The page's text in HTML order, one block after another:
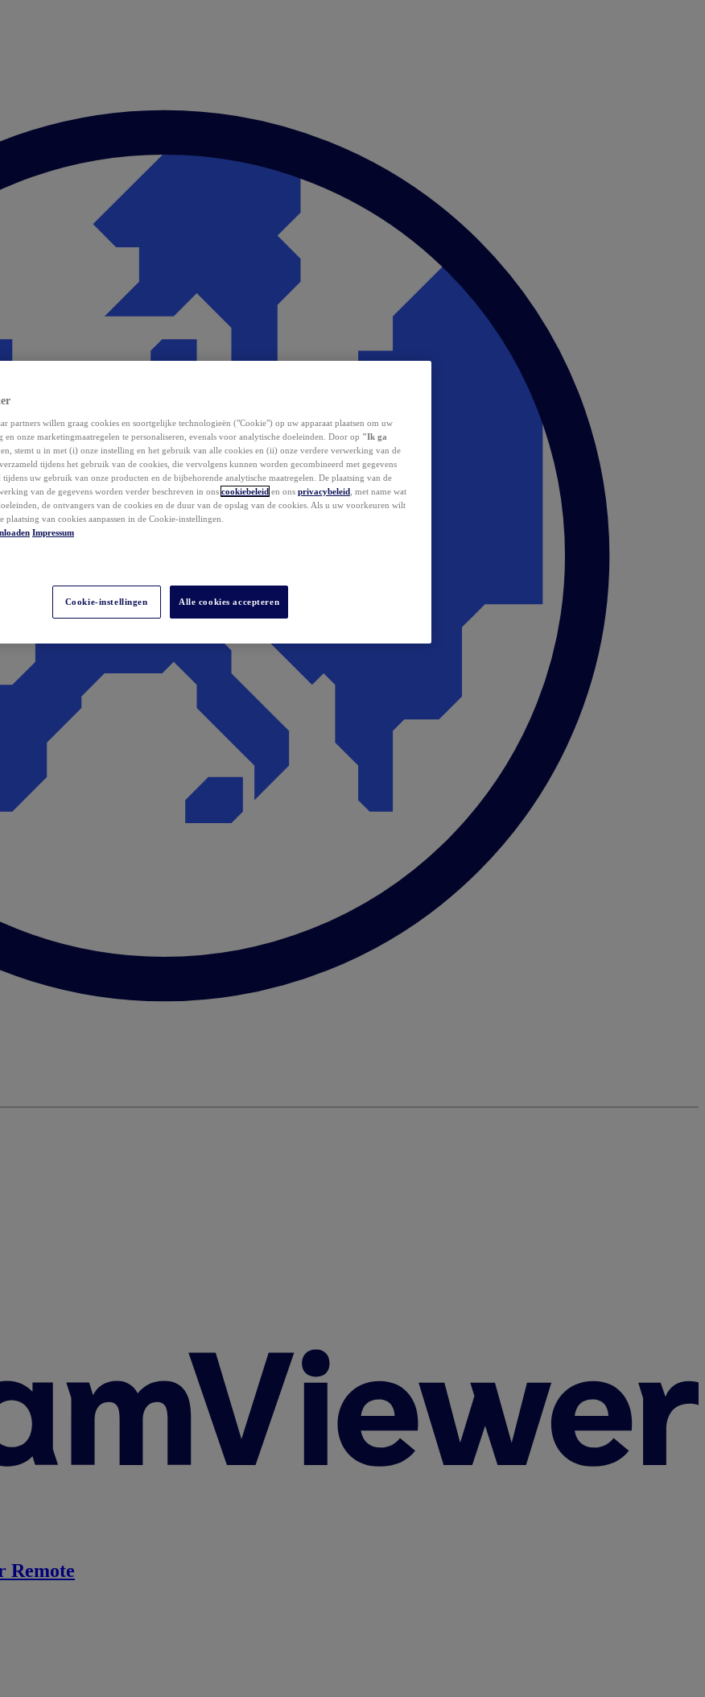
Remote
partners willen graag cookies en soortgelijke technologieën ("Cookie") op uw apparaat plaatsen om uw
en onze marketingmaatregelen te personaliseren, evenals voor analytische doeleinden. Door op "Ik ga
stemt u in met (i) onze instelling en het gebruik van alle cookies en (ii) onze verdere verwerking van de
tijdens het gebruik van de cookies, die vervolgens kunnen worden gecombineerd met gegevens
uw gebruik van onze producten en de bijbehorende analytische maatregelen. De plaatsing van de
van de gegevens worden verder beschreven in ons cookiebeleid en ons privacybeleid , met name wat
de ontvangers van de cookies en de duur van de opslag van de cookies. Als u uw voorkeuren wilt
plaatsing van cookies aanpassen in de Cookie-instellingen.
Impressum
Cookie-instellingen Alle cookies accepteren